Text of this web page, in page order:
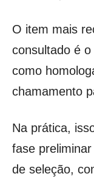
O item mais
consultado é o
como
chamamento
Na prática,
fase
de seleção,